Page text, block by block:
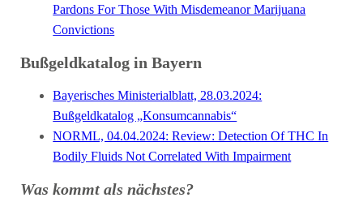
Pardons For Those With Misdemeanor Marijuana
Convictions
Bußgeldkatalog in Bayern
Bayerisches Ministerialblatt, 28.03.2024:
Bußgeldkatalog „Konsumcannabis“
NORML, 04.04.2024: Review: Detection Of THC In
Bodily Fluids Not Correlated With Impairment
Was kommt als nächstes?